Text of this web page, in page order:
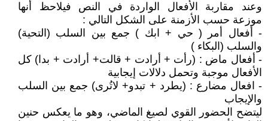
وعند مقاربة الأفعال الواردة في النص فيلاحظ أنها
موزعة حسب الأزمنة على الشكل التالي :
- أفعال أمر ( حي + ابك ) جمع بين السلب (التحية)
والسلب (البكاء )
- أفعال ماض : (رأت + أرادت + قالت+ أرادت + بدا) كل
الأفعال موجبة وتحمل دلالات إيجابية
- افعال مضارع : (يطرد + تبدو+ لاتُرى) جمع بين السلب
والإيجاب
ليتضح الحضور القوي لصيغ الماضي، وهو ما يعكس حنين